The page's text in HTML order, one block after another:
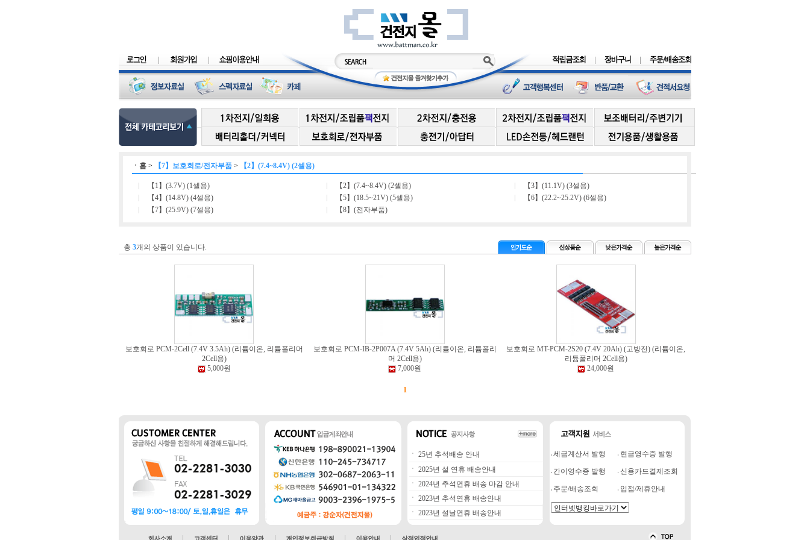
ㆍ 홈 > 【7】보호회로/전자부품 > 【2】(7.4~8.4V) (2셀용)
【1】(3.7V) (1셀용) 【2】(7.4~8.4V) (2셀용)
【3】(11.1V) (3셀용)
【4】(14.8V) (4셀용)
【5】(18.5~21V) (5셀용)
【6】(22.2~25.2V) (6셀용)
【7】(25.9V) (7셀용)
【8】(전자부품)
총 3개의 상품이 있습니다.
보호회로 PCM-2Cell (7.4V 3.5Ah) (리튬이온, 리튬폴리머
2Cell용)
5,000원
보호회로 PCM-IB-2P007A (7.4V 5Ah) (리튬이온, 리튬폴리
머 2Cell용)
7,000원
보호회로 MT-PCM-2S20 (7.4V 20Ah) (고방전) (리튬이온,
리튬폴리머 2Cell용)
24,000원
1
ㆍ 25년 추석배송 안내
ㆍ 2025년 설 연휴 배송안내
ㆍ 2024년 추석연휴 배송 마감 안내
ㆍ 2023년 추석연휴 배송안내
ㆍ 2023년 설날연휴 배송안내
세금계산서 발행 현금영수증 발행
간이영수증 발행 신용카드결제조회
주문/배송조회 입점/제휴안내